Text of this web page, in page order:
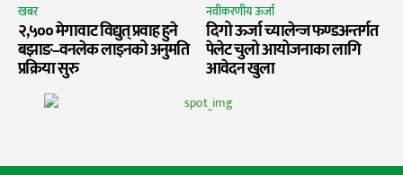
खबर
२,५०० मेगावाट विद्युत् प्रवाह हुने
बझाङ–वनलेक लाइनको अनुमति
प्रक्रिया सुरु
नवीकरणीय ऊर्जा
दिगो ऊर्जा च्यालेन्ज फण्डअन्तर्गत
पेलेट चुलो आयोजनाका लागि
आवेदन खुला